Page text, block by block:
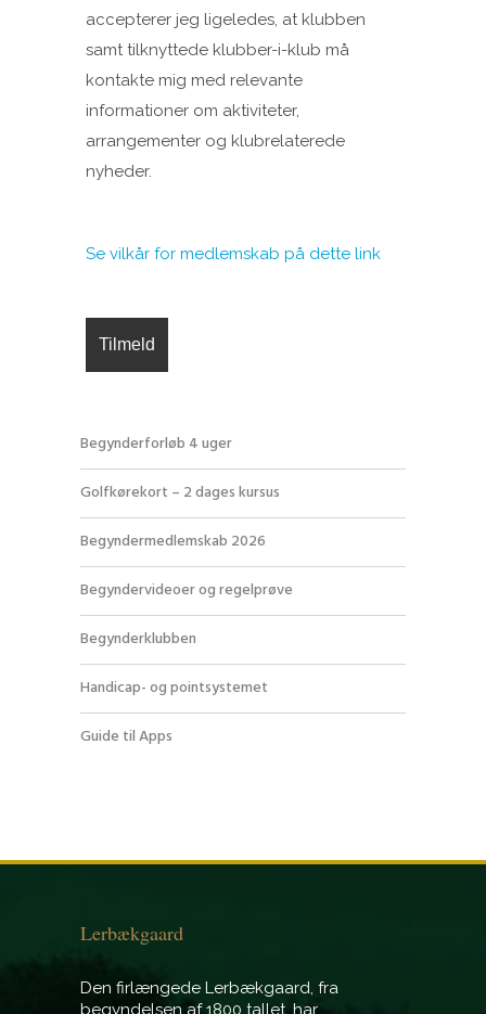
accepterer jeg ligeledes, at klubben
samt tilknyttede klubber-i-klub må
kontakte mig med relevante
informationer om aktiviteter,
arrangementer og klubrelaterede
nyheder.
Se vilkår for medlemskab på dette link
Begynderforløb 4 uger
Golfkørekort – 2 dages kursus
Begyndermedlemskab 2026
Begyndervideoer og regelprøve
Begynderklubben
Handicap- og pointsystemet
Guide til Apps
Lerbækgaard
Den firlængede Lerbækgaard, fra
begyndelsen af 1800 tallet, har